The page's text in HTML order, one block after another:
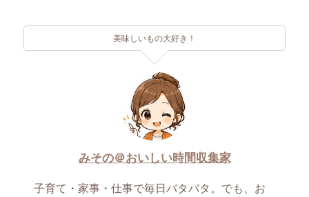
美味しいもの大好き！
みその＠おいしい時間収集家
子育て・家事・仕事で毎日バタバタ。でも、お